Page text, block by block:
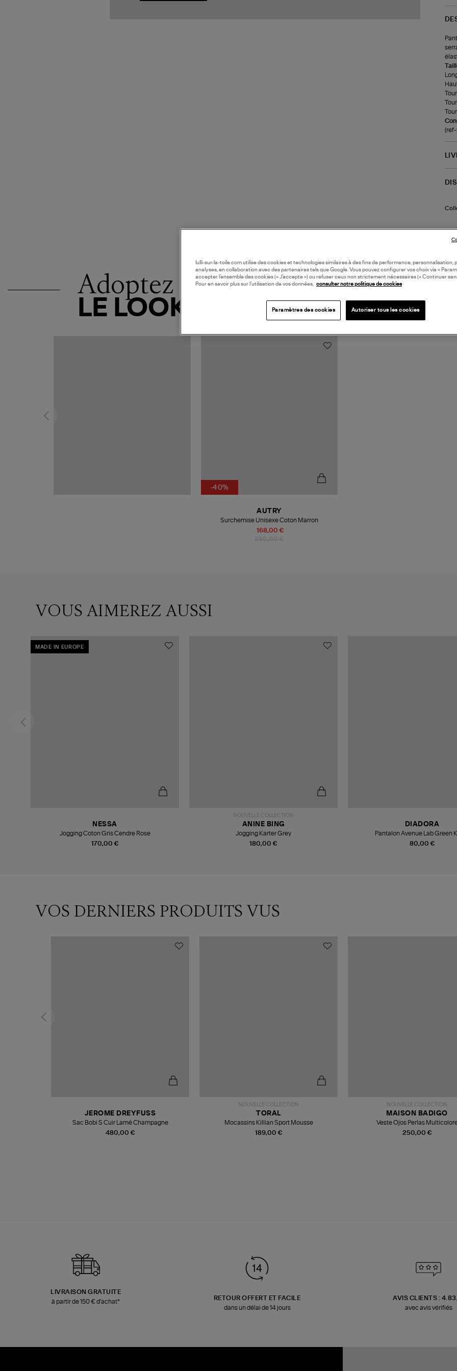
(ref-
Adoptez
LE LOOK
-40%
168,00 €
AUTRY
Surchemise Unisexe Coton Marron
VOUS AIMEREZ AUSSI
MADE IN EUROPE
170,00 €
NESSA
Jogging Coton Gris Cendre Rose
NOUVELLE COLLECTION
180,00 €
ANINE BING
Jogging Karter Grey
80,00 €
DIADORA
Pantalon Avenue Lab Green
VOS DERNIERS PRODUITS VUS
480,00 €
JEROME DREYFUSS
Sac Bobi S Cuir Lamé Champagne
NOUVELLE COLLECTION
189,00 €
TORAL
Mocassins Killian Sport Mousse
NOUVELLE COLLECTION
250,00 €
MAISON BADIGO
Veste Ojos Perlas
LIVRAISON GRATUITE
à partir de 150 € d'achat*
RETOUR OFFERT ET FACILE
dans un délai de 14 jours
AVIS CLIENTS :
avec avis vérifiés
lulli-sur-la-toile.com utilise des cookies et technologies similaires à des fins de performance, personnalisation,
analyses, en collaboration avec des partenaires tels que Google. Vous pouvez configurer vos choix via «
accepter l’ensemble des cookies (« J’accepte ») ou refuser ceux non strictement nécessaires (« Continuer
Pour en savoir plus sur l’utilisation de vos données, consulter notre politique de cookies
Paramètres des cookies Autoriser tous les cookies